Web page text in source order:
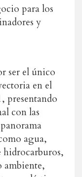
para los
y
ser el único
en el
presentando
con las
agua,
hidrocarburos,
ambiente,